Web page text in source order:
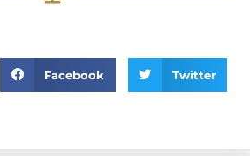
Facebook Twitter